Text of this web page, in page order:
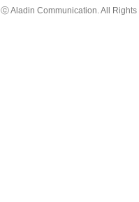
ⓒ Aladin Communication. All Rights